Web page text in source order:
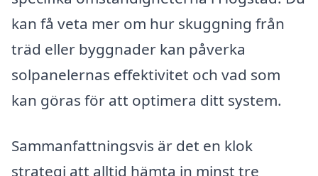
kan få veta mer om hur skuggning från
träd eller byggnader kan påverka
solpanelernas effektivitet och vad som
kan göras för att optimera ditt system.
Sammanfattningsvis är det en klok
strategi att alltid hämta in minst tre